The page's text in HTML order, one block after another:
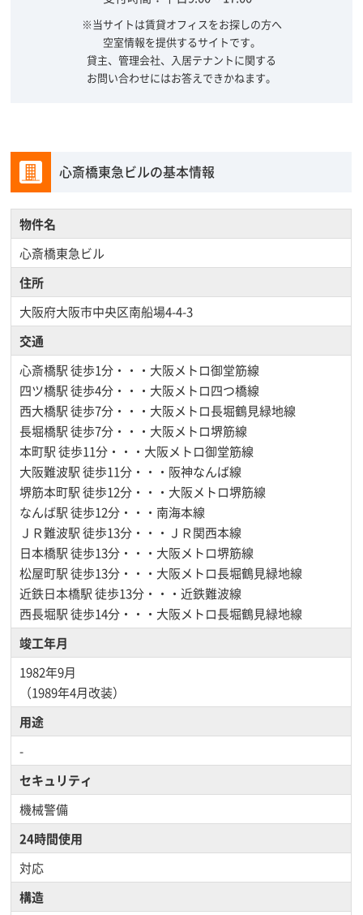
※当サイトは賃貸オフィスをお探しの方へ
空室情報を提供するサイトです。
貸主、管理会社、入居テナントに関する
お問い合わせにはお答えできかねます。
心斎橋東急ビルの基本情報
物件名
心斎橋東急ビル
住所
大阪府大阪市中央区南船場4-4-3
交通
心斎橋駅徒歩1分・・・大阪メトロ御堂筋線
四ツ橋駅徒歩4分・・・大阪メトロ四つ橋線
西大橋駅徒歩7分・・・大阪メトロ長堀鶴見緑地線
長堀橋駅徒歩7分・・・大阪メトロ堺筋線
本町駅徒歩11分・・・大阪メトロ御堂筋線
大阪難波駅徒歩11分・・・阪神なんば線
堺筋本町駅徒歩12分・・・大阪メトロ堺筋線
なんば駅徒歩12分・・・南海本線
ＪＲ難波駅徒歩13分・・・ＪＲ関西本線
日本橋駅徒歩13分・・・大阪メトロ堺筋線
松屋町駅徒歩13分・・・大阪メトロ長堀鶴見緑地線
近鉄日本橋駅徒歩13分・・・近鉄難波線
西長堀駅徒歩14分・・・大阪メトロ長堀鶴見緑地線
竣工年月
1982年9月
（1989年4月改装）
用途
-
セキュリティ
機械警備
24時間使用
対応
構造